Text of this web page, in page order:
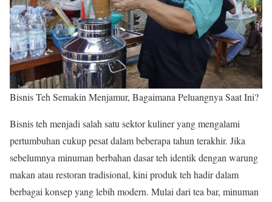
Bisnis Teh Semakin Menjamur, Bagaimana Peluangnya Saat Ini?
Bisnis teh menjadi salah satu sektor kuliner yang mengalami
pertumbuhan cukup pesat dalam beberapa tahun terakhir. Jika
sebelumnya minuman berbahan dasar teh identik dengan warung
makan atau restoran tradisional, kini produk teh hadir dalam
berbagai konsep yang lebih modern. Mulai dari tea bar, minuman